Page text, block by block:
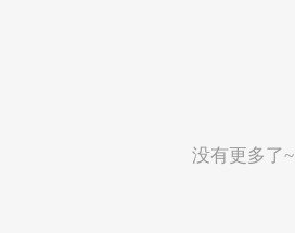
没有更多了~